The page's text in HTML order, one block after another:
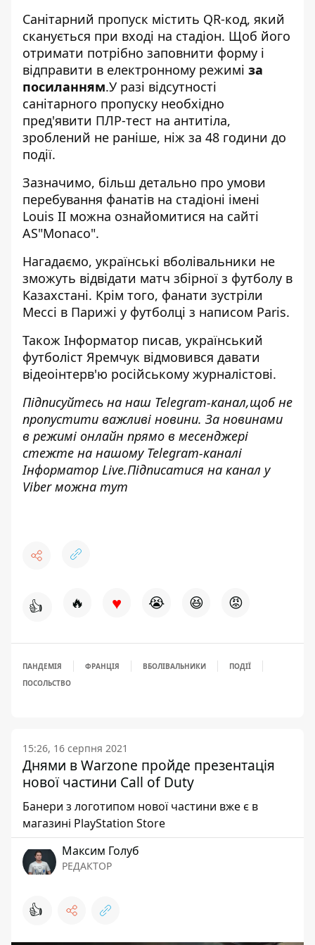
Санітарний пропуск містить QR-код, який
сканується при вході на стадіон. Щоб його
отримати потрібно заповнити форму і
відправити в електронному режимі за
посиланням.У разі відсутності
санітарного пропуску необхідно
пред'явити ПЛР-тест на антитіла,
зроблений не раніше, ніж за 48 години до
події.
Зазначимо, більш детально про умови
перебування фанатів на стадіоні імені
Louis II можна ознайомитися на сайті
AS"Monaco".
Нагадаємо, українські вболівальники не
зможуть відвідати матч збірної з футболу в
Казахстані. Крім того, фанати зустріли
Мессі в Парижі у футболці з написом Paris.
Також Інформатор писав, український
футболіст Яремчук відмовився давати
відеоінтерв'ю російському журналістові.
Підписуйтесь на наш Telegram-канал,щоб не
пропустити важливі новини. За новинами
в режимі онлайн прямо в месенджері
стежте на нашому Telegram-каналі
Інформатор Live.Підписатися на канал у
Viber можна тут
👍 🔥 ♥ 😭 😆 😡
ПАНДЕМІЯ ФРАНЦІЯ ВБОЛІВАЛЬНИКИ
ПОДІЇ
ПОСОЛЬСТВО
15:26, 16 серпня 2021
Днями в Warzone пройде презентація
нової частини Call of Duty
Банери з логотипом нової частини вже є в
магазині PlayStation Store
Максим Голуб
РЕДАКТОР
👍